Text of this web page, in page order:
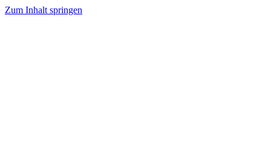
Zum Inhalt springen